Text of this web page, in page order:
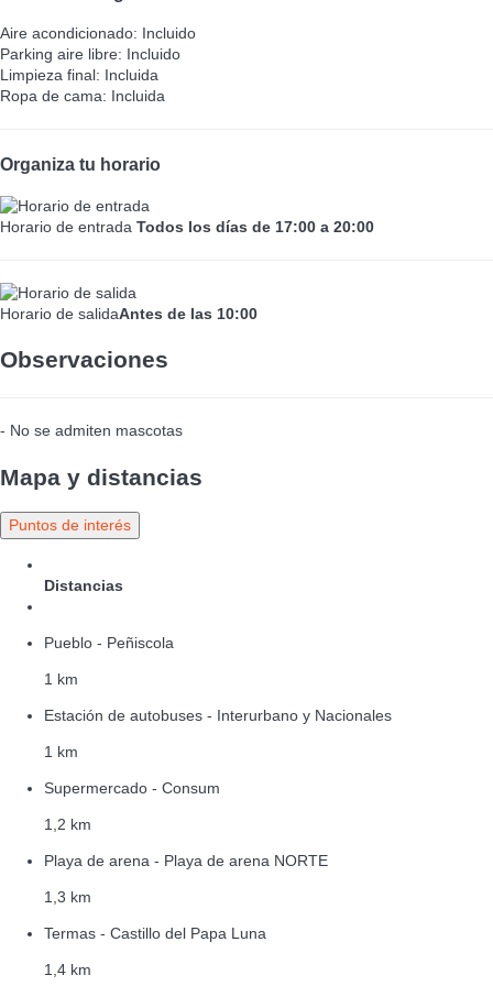
Aire acondicionado: Incluido
Parking aire libre: Incluido
Limpieza final: Incluida
Ropa de cama: Incluida
Organiza tu horario
Horario de entrada Todos los días de 17:00 a 20:00
Horario de salidaAntes de las 10:00
Observaciones
- No se admiten mascotas
Mapa y distancias
Puntos de interés
Distancias
Pueblo - Peñiscola
1 km
Estación de autobuses - Interurbano y Nacionales
1 km
Supermercado - Consum
1,2 km
Playa de arena - Playa de arena NORTE
1,3 km
Termas - Castillo del Papa Luna
1,4 km